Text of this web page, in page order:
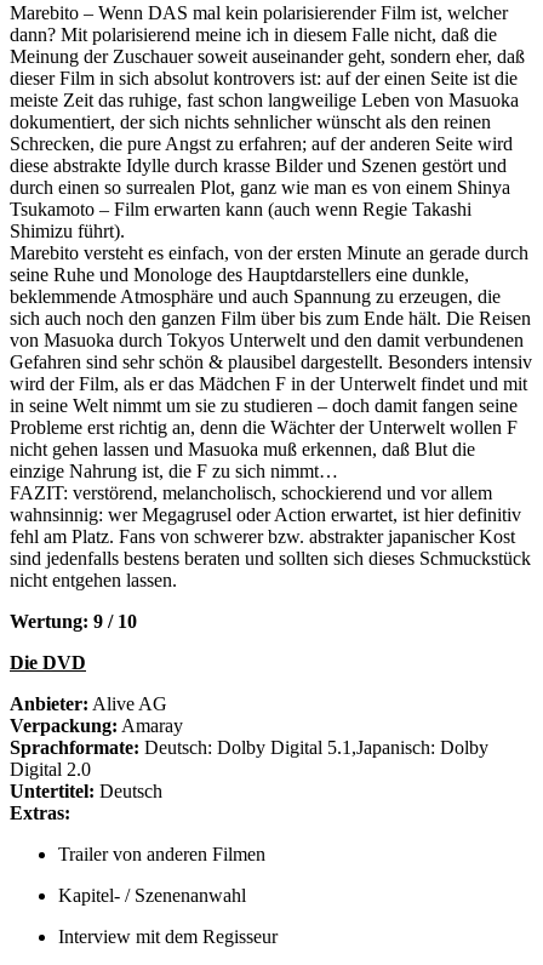
Marebito – Wenn DAS mal kein polarisierender Film ist, welcher
dann? Mit polarisierend meine ich in diesem Falle nicht, daß die
Meinung der Zuschauer soweit auseinander geht, sondern eher, daß
dieser Film in sich absolut kontrovers ist: auf der einen Seite ist die
meiste Zeit das ruhige, fast schon langweilige Leben von Masuoka
dokumentiert, der sich nichts sehnlicher wünscht als den reinen
Schrecken, die pure Angst zu erfahren; auf der anderen Seite wird
diese abstrakte Idylle durch krasse Bilder und Szenen gestört und
durch einen so surrealen Plot, ganz wie man es von einem Shinya
Tsukamoto – Film erwarten kann (auch wenn Regie Takashi
Shimizu führt).
Marebito versteht es einfach, von der ersten Minute an gerade durch
seine Ruhe und Monologe des Hauptdarstellers eine dunkle,
beklemmende Atmosphäre und auch Spannung zu erzeugen, die
sich auch noch den ganzen Film über bis zum Ende hält. Die Reisen
von Masuoka durch Tokyos Unterwelt und den damit verbundenen
Gefahren sind sehr schön & plausibel dargestellt. Besonders intensiv
wird der Film, als er das Mädchen F in der Unterwelt findet und mit
in seine Welt nimmt um sie zu studieren – doch damit fangen seine
Probleme erst richtig an, denn die Wächter der Unterwelt wollen F
nicht gehen lassen und Masuoka muß erkennen, daß Blut die
einzige Nahrung ist, die F zu sich nimmt…
FAZIT: verstörend, melancholisch, schockierend und vor allem
wahnsinnig: wer Megagrusel oder Action erwartet, ist hier definitiv
fehl am Platz. Fans von schwerer bzw. abstrakter japanischer Kost
sind jedenfalls bestens beraten und sollten sich dieses Schmuckstück
nicht entgehen lassen.
Wertung: 9 / 10
Die DVD
Anbieter: Alive AG
Verpackung: Amaray
Sprachformate: Deutsch: Dolby Digital 5.1,Japanisch: Dolby
Digital 2.0
Untertitel: Deutsch
Extras:
Trailer von anderen Filmen
Kapitel- / Szenenanwahl
Interview mit dem Regisseur